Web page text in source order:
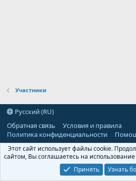
Участники
Русский (RU)
Обратная связь
Условия и правила
Политика конфиденциальности
Этот сайт использует файлы cookie.
сайтом, Вы соглашаетесь на
Принять
Узнать